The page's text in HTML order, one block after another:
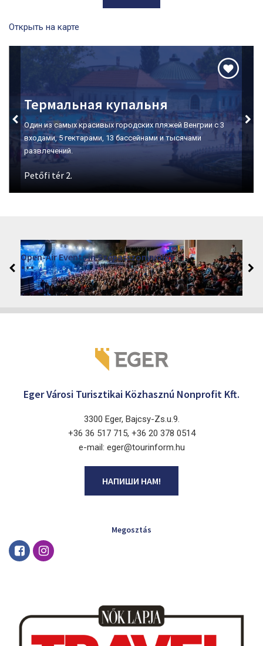
Открыть на карте
Долина Красавиц
Место номер один для дегустации вин в Эгере.
VINO – Wine Tasting Festival in Eger 2026
2026. augusztus 12 - 17.
Eger 3300, Dobó István tér
Eger Városi Turisztikai Közhasznú Nonprofit Kft.
3300 Eger, Bajcsy-Zs.u.9.
+36 36 517 715, +36 20 378 0514
e-mail: eger@tourinform.hu
НАПИШИ НАМ!
Megosztás